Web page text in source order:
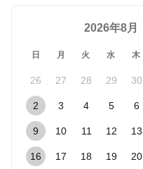
2026年8月
日 月 火 水 木
26 27 28 29 30
2 3 4 5 6
9 10 11 12 13
16 17 18 19 20